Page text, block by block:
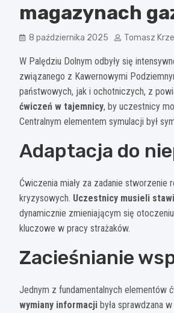
magazynach
8 października 2025 Tomasz
W Palędziu Dolnym odbyły się
związanego z Kawernowymi
państwowych, jak i ochotniczych, z
ćwiczeń w tajemnicy, by uczestnicy
Centralnym elementem symulacji był
Adaptacja do
Ćwiczenia miały za zadanie
kryzysowych. Uczestnicy musieli
dynamicznie zmieniającym się
kluczowe w pracy strażaków.
Zacieśnianie
Jednym z fundamentalnych elementów
wymiany informacji była sprawdzana